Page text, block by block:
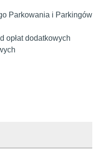
Parkowania i Parkingów
opłat dodatkowych